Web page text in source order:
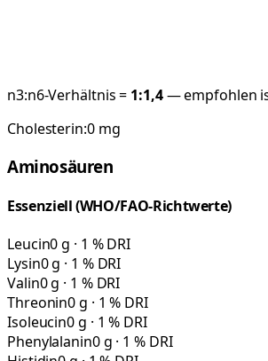
n3:n6-Verhältnis = 1:1,4— empfohlen
Cholesterin:0mg
Aminosäuren
Essenziell (WHO/FAO-Richtwerte)
Leucin0 g · 1 % DRI
Lysin0 g · 1 % DRI
Valin0 g · 1 % DRI
Threonin0 g · 1 % DRI
Isoleucin0 g · 1 % DRI
Phenylalanin0 g · 1 % DRI